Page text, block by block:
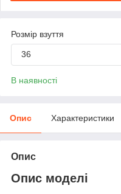
Розмір взуття
36
В наявності
Опис Характеристики
Опис
Опис моделі